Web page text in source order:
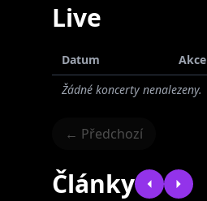
Live
Datum
Akce
Žádné koncerty nenalezeny.
← Předchozí
Články